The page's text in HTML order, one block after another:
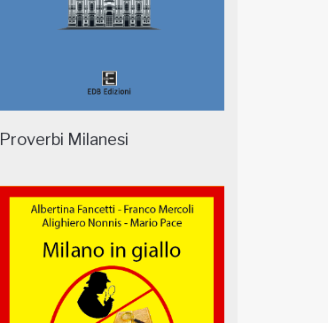
Proverbi Milanesi